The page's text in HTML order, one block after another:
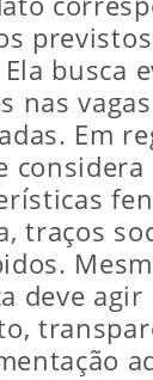
busca
nas vagas
Em
considera
traços
deve agir